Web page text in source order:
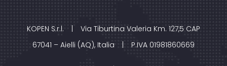
KOPEN S.r.l.
Via Tiburtina Valeria Km. 127,5 CAP
67041 – Aielli (AQ), Italia
P.IVA 01981860669